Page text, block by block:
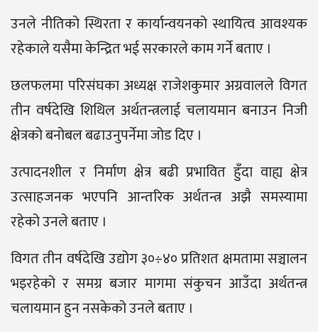
उनले नीतिको स्थिरता र कार्यान्वयनको स्थायित्व आवश्यक
रहेकाले यसैमा केन्द्रित भई सरकारले काम गर्ने बताए ।
छलफलमा परिसंघका अध्यक्ष राजेशकुमार अग्रवालले विगत
तीन वर्षदेखि शिथिल अर्थतन्त्रलाई चलायमान बनाउन निजी
क्षेत्रको बनोबल बढाउनुपर्नेमा जोड दिए ।
उत्पादनशील र निर्माण क्षेत्र बढी प्रभावित हुँदा वाह्य क्षेत्र
उत्साहजनक भएपनि आन्तरिक अर्थतन्त्र अझै समस्यामा
रहेको उनले बताए ।
विगत तीन वर्षदेखि उद्योग ३०÷४० प्रतिशत क्षमतामा सञ्चालन
भइरहेको र समग्र बजार मागमा संकुचन आउँदा अर्थतन्त्र
चलायमान हुन नसकेको उनले बताए ।